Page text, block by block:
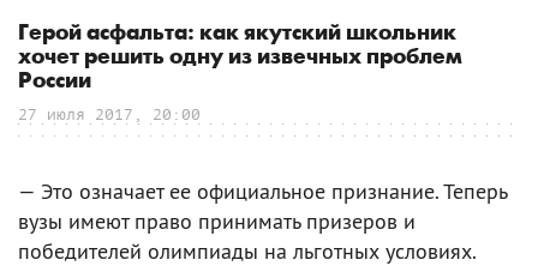
Герой асфальта: как якутский школьник
хочет решить одну из извечных проблем
России
27 июля 2017, 20:00
— Это означает ее официальное признание. Теперь
вузы имеют право принимать призеров и
победителей олимпиады на льготных условиях.